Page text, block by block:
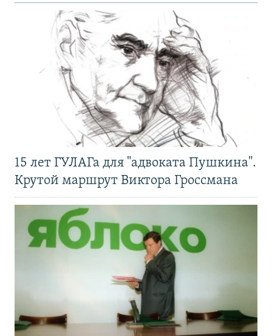
15 лет ГУЛАГа для "адвоката Пушкина".
Крутой маршрут Виктора Гроссмана